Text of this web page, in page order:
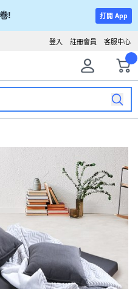
! 打開 App
客服中心
註冊會員
登入